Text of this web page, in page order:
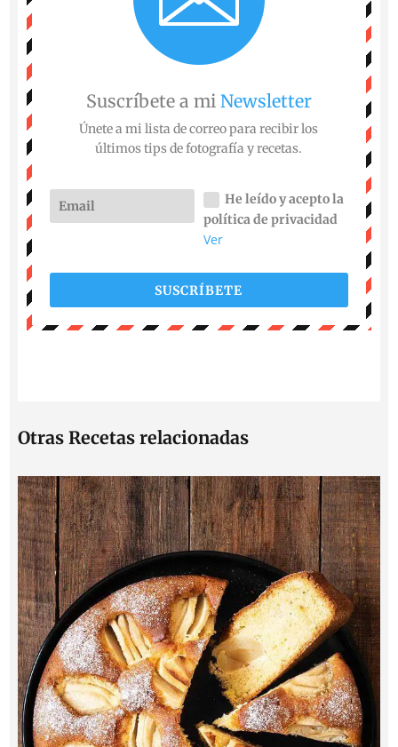
Suscríbete a mi Newsletter
Únete a mi lista de correo para recibir los
últimos tips de fotografía y recetas.
He leído y acepto la
política de privacidad
Ver
SUSCRÍBETE
Otras Recetas relacionadas